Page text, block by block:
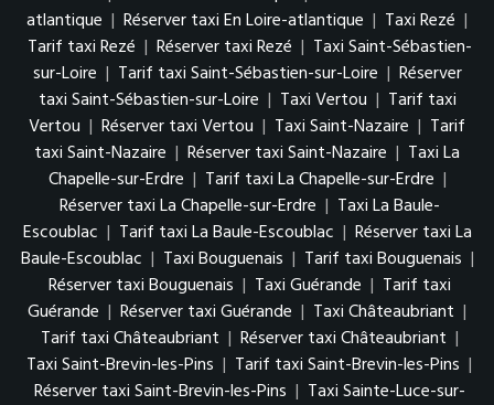
atlantique | Réserver taxi En Loire-atlantique | Taxi Rezé |
Tarif taxi Rezé | Réserver taxi Rezé | Taxi Saint-Sébastien-
sur-Loire | Tarif taxi Saint-Sébastien-sur-Loire | Réserver
taxi Saint-Sébastien-sur-Loire | Taxi Vertou | Tarif taxi
Vertou | Réserver taxi Vertou | Taxi Saint-Nazaire | Tarif
taxi Saint-Nazaire | Réserver taxi Saint-Nazaire | Taxi La
Chapelle-sur-Erdre | Tarif taxi La Chapelle-sur-Erdre |
Réserver taxi La Chapelle-sur-Erdre | Taxi La Baule-
Escoublac | Tarif taxi La Baule-Escoublac | Réserver taxi La
Baule-Escoublac | Taxi Bouguenais | Tarif taxi Bouguenais |
Réserver taxi Bouguenais | Taxi Guérande | Tarif taxi
Guérande | Réserver taxi Guérande | Taxi Châteaubriant |
Tarif taxi Châteaubriant | Réserver taxi Châteaubriant |
Taxi Saint-Brevin-les-Pins | Tarif taxi Saint-Brevin-les-Pins |
Réserver taxi Saint-Brevin-les-Pins | Taxi Sainte-Luce-sur-